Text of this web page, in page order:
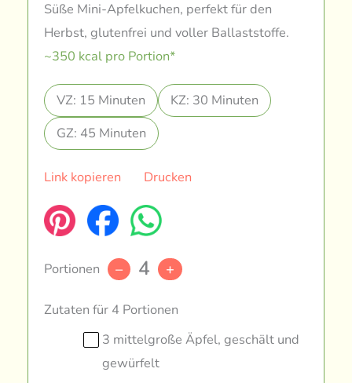
Süße Mini-Apfelkuchen, perfekt für den
Herbst, glutenfrei und voller Ballaststoffe.
~350 kcal pro Portion*
VZ: 15 Minuten
KZ: 30 Minuten
GZ: 45 Minuten
Link kopieren Drucken
Portionen – 4 +
Zutaten für 4 Portionen
3 mittelgroße Äpfel, geschält und
gewürfelt